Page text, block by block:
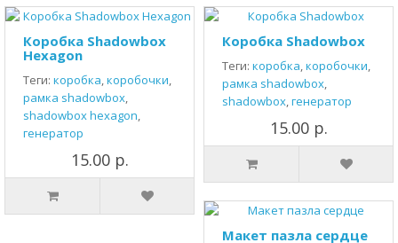
Коробка Shadowbox
Hexagon
Теги: коробка,коробочки,
рамка shadowbox,
shadowbox hexagon,
генератор
15.00 р.
Коробка Shadowbox
Теги: коробка,коробочки,
рамка shadowbox,
shadowbox,генератор
15.00 р.
Макет пазла сердце